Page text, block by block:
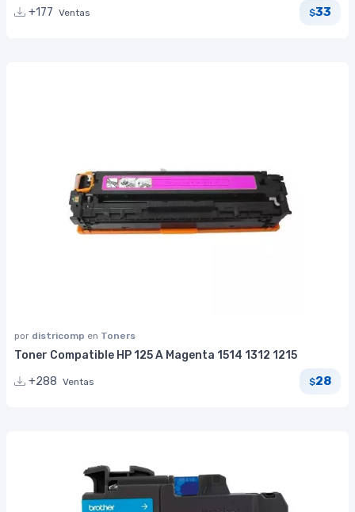
+177 Ventas $33
por districomp en Toners
Toner Compatible HP 125 A Magenta 1514 1312 1215
+288 Ventas $28